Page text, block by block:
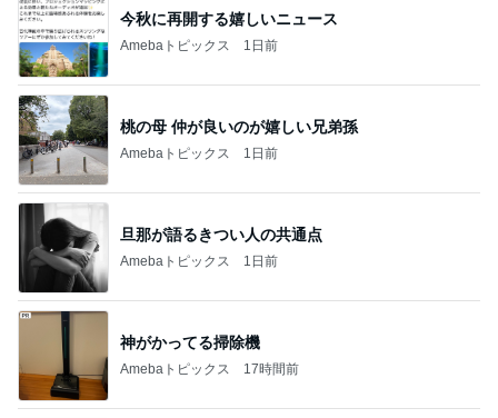
今秋に再開する嬉しいニュース
Amebaトピックス 1日前
桃の母 仲が良いのが嬉しい兄弟孫
Amebaトピックス 1日前
旦那が語るきつい人の共通点
Amebaトピックス 1日前
神がかってる掃除機
Amebaトピックス 17時間前